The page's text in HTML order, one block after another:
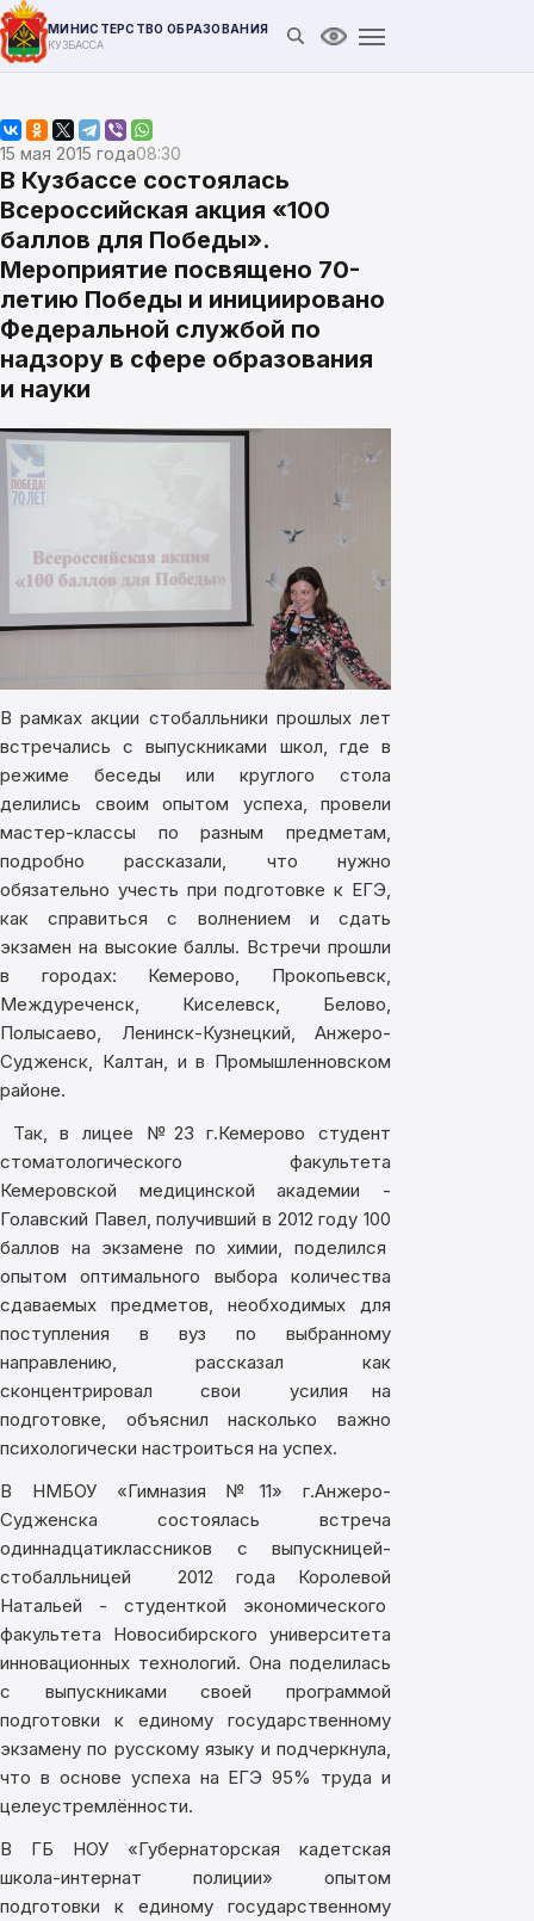
МИНИСТЕРСТВО ОБРАЗОВАНИЯ
КУЗБАССА Открыть поиск
Версия для
15 мая 2015 года08:30
В Кузбассе состоялась
Всероссийская акция «100
баллов для Победы».
Мероприятие посвящено 70-
летию Победы и инициировано
Федеральной службой по
надзору в сфере образования
и науки
В рамках акции стобалльники прошлых лет
встречались с выпускниками школ, где в
режиме беседы или круглого стола
делились своим опытом успеха, провели
мастер-классы по разным предметам,
подробно рассказали, что нужно
обязательно учесть при подготовке к ЕГЭ,
как справиться с волнением и сдать
экзамен на высокие баллы. Встречи прошли
в городах: Кемерово, Прокопьевск,
Междуреченск, Киселевск, Белово,
Полысаево, Ленинск-Кузнецкий, Анжеро-
Судженск, Калтан, и в Промышленновском
районе.
Так, в лицее №23 г.Кемерово студент
стоматологического факультета
Кемеровской медицинской академии -
Голавский Павел, получивший в 2012 году 100
баллов на экзамене по химии, поделился
опытом оптимального выбора количества
сдаваемых предметов, необходимых для
поступления в вуз по выбранному
направлению, рассказал как
сконцентрировал свои усилия на
подготовке, объяснил насколько важно
психологически настроиться на успех.
В НМБОУ «Гимназия №11» г.Анжеро-
Судженска состоялась встреча
одиннадцатиклассников с выпускницей-
стобалльницей 2012 года Королевой
Натальей - студенткой экономического
факультета Новосибирского университета
инновационных технологий. Она поделилась
с выпускниками своей программой
подготовки к единому государственному
экзамену по русскому языку и подчеркнула,
что в основе успеха на ЕГЭ 95% труда и
целеустремлённости.
В ГБ НОУ «Губернаторская кадетская
школа-интернат полиции» опытом
подготовки к единому государственному